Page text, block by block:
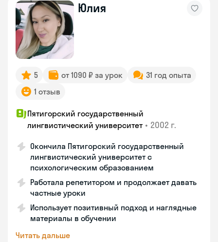
Юлия
5 от 1090 ₽ за урок
31 год опыта
1 отзыв
Пятигорский государственный
лингвистический университет • 2002 г.
Окончила Пятигорский государственный
лингвистический университет с
психологическим образованием
Работала репетитором и продолжает давать
частные уроки
Использует позитивный подход и наглядные
материалы в обучении
Читать дальше